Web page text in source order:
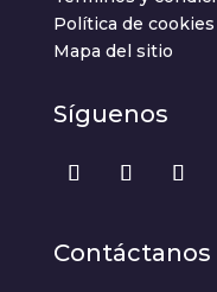
Política de cookies
Mapa del sitio
Síguenos
Contáctanos